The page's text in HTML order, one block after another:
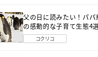
父の日に読みたい！パパ
の感動的な子育て生態4
鑑MOVE
コクリコ